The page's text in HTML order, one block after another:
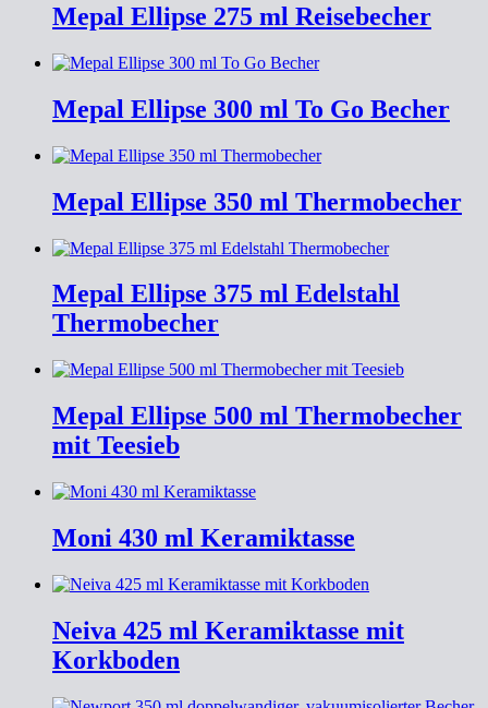
Mepal Ellipse 275 ml Reisebecher
Mepal Ellipse 300 ml To Go Becher
Mepal Ellipse 350 ml Thermobecher
Mepal Ellipse 375 ml Edelstahl
Thermobecher
Mepal Ellipse 500 ml Thermobecher
mit Teesieb
Moni 430 ml Keramiktasse
Neiva 425 ml Keramiktasse mit
Korkboden